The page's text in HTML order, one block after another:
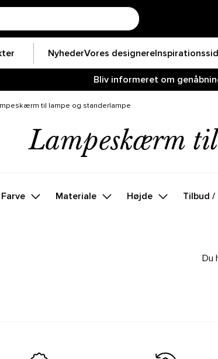
NyhederVores designere
Bliv informeret om
til lampe og standerlampe
Lampeskærm
Farve Materiale Højde Tilbud /
Du